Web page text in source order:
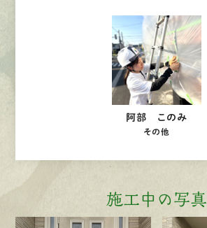
阿部 このみ
その他
施工中の写真